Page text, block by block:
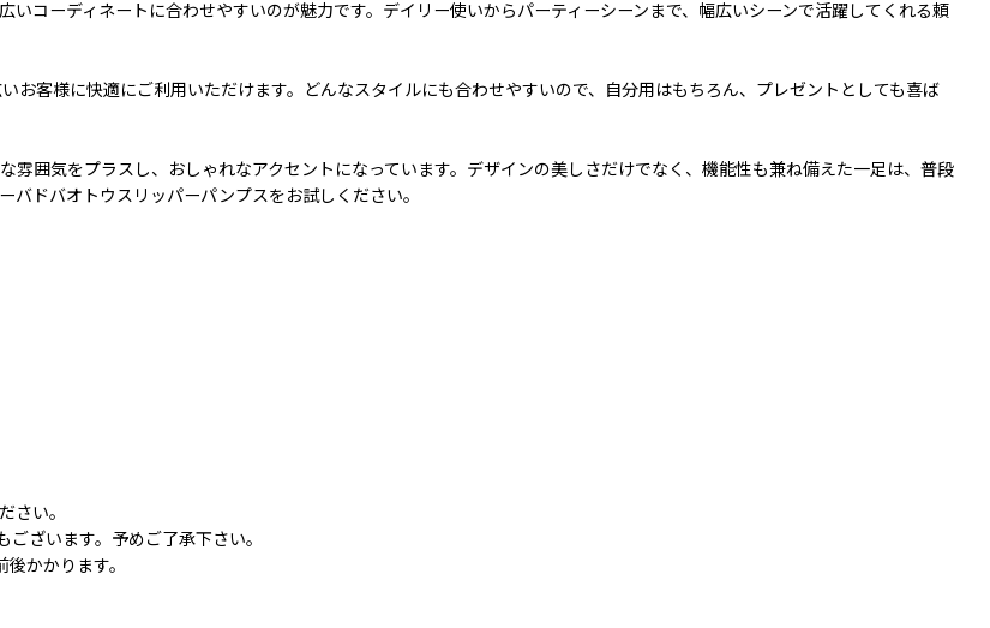
コーディネートに合わせやすいのが魅力です。デイリー使いからパーティーシーンまで、幅広いシーンで活躍してくれる頼
お客様に快適にご利用いただけます。どんなスタイルにも合わせやすいので、自分用はもちろん、プレゼントとしても喜ば
囲気をプラスし、おしゃれなアクセントになっています。デザインの美しさだけでなく、機能性も兼ね備えた一足は、普段
ドバオトウスリッパーパンプスをお試しください。
さい。
ざいます。予めご了承下さい。
かかります。